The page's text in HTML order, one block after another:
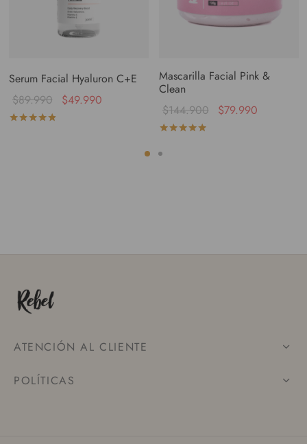
Serum Facial Hyaluron C+E
$89.990 $49.990
Mascarilla Facial Pink &
Clean
$144.900 $79.990
ATENCIÓN AL CLIENTE
POLÍTICAS